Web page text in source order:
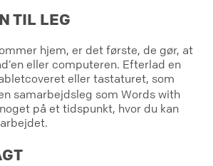
TIL LEG
hjem, er det første, de gør, at
eller computeren. Efterlad en
eller tastaturet, som
samarbejdsleg som Words with
på et tidspunkt, hvor du kan